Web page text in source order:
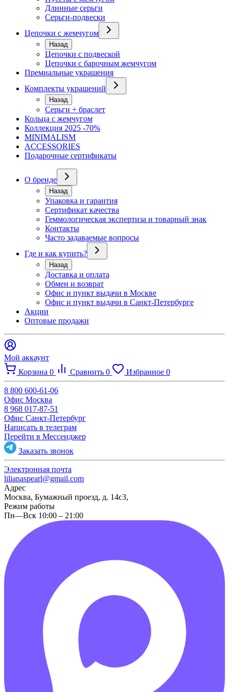
Длинные серьги
Серьги-подвески
Цепочки с жемчугом
Назад
Цепочки с подвеской
Цепочки с барочным жемчугом
Премиальные украшения
Комплекты украшений
Назад
Серьги + браслет
Кольца с жемчугом
Коллекция 2025 -70%
MINIMALISM
ACCESSORIES
Подарочные сертификаты
О бренде
Назад
Упаковка и гарантия
Сертификат качества
Геммологическая экспертиза и товарный знак
Контакты
Часто задаваемые вопросы
Где и как купить?
Назад
Доставка и оплата
Обмен и возврат
Офис и пункт выдачи в Москве
Офис и пункт выдачи в Санкт-Петербурге
Акции
Оптовые продажи
Мой аккаунт
Корзина 0 Сравнить 0 Избранное 0
8 800 600-61-06
Офис Москва
8 968 017-87-51
Офис Санкт-Петербург
Написать в телеграм
Перейти в Мессенджер
Заказать звонок
Электронная почта
lilianaspearl@gmail.com
Адрес
Москва, Бумажный проезд, д. 14с3,
Режим работы
Пн—Вск 10:00 – 21:00